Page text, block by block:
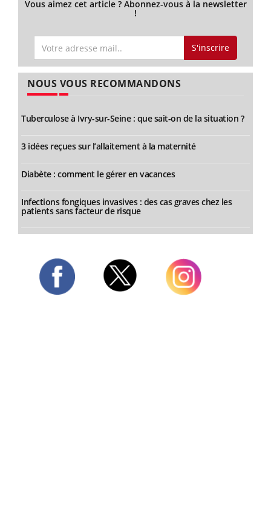
Vous aimez cet article ? Abonnez-vous à la newsletter
!
S'inscrire
NOUS VOUS RECOMMANDONS
Tuberculose à Ivry-sur-Seine : que sait-on de la situation ?
3 idées reçues sur l’allaitement à la maternité
Diabète : comment le gérer en vacances
Infections fongiques invasives : des cas graves chez les
patients sans facteur de risque